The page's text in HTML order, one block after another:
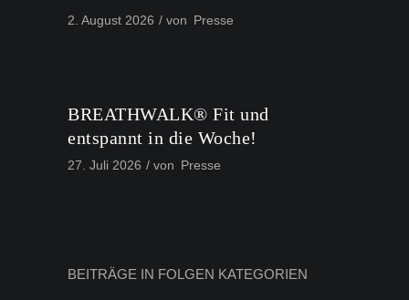
2. August 2026 von Presse
BREATHWALK® Fit und
entspannt in die Woche!
27. Juli 2026 von Presse
BEITRÄGE IN FOLGEN KATEGORIEN